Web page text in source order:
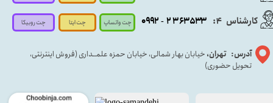
آدرس: تهران، خیابان بهار شمالی، خیابان حمزه علمــداری (فروش اینترنتی،
تحویل حضوری)
کارشناس 4
: ۲۳۶۳۵۳۳ - ۰۹۹۲ چت واتساپ چت ایتا چت روبیکا